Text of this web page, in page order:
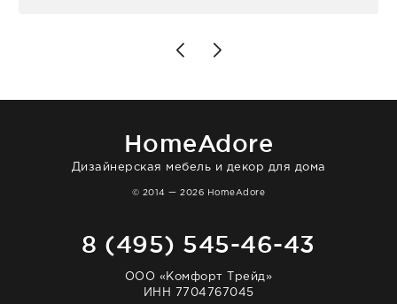
Позже заказывала остальные приборы -
доставили сдэком на следующий день к
отвечает очень быстро. Взаимодействием
HomeAdore
Дизайнерская мебель и декор для дома
© 2014 — 2026 HomeAdore
8 (495) 545-46-43
ООО «Комфорт Трейд»
ИНН 7704767045